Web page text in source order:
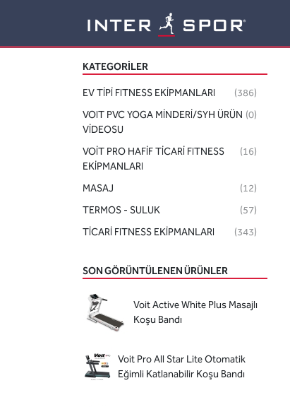
KATEGORILER
EV TİPİ FITNESS EKİPMANLARI
(386)
VOIT PVC YOGA MİNDERİ/SYH ÜRÜN
VİDEOSU
(0)
VOİT PRO HAFİF TİCARİ FITNESS
EKİPMANLARI
(16)
MASAJ
(12)
TERMOS - SULUK
(57)
TİCARİ FITNESS EKİPMANLARI
(343)
SON GÖRÜNTÜLENEN ÜRÜNLER
Voit Active White Plus Masajlı
Koşu Bandı
Voit Pro All Star Lite Otomatik
Eğimli Katlanabilir Koşu Bandı